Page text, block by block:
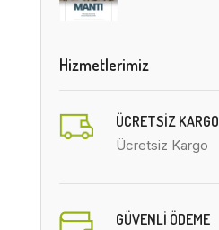
Hizmetlerimiz
ÜCRETSIZ KARGO
Ücretsiz Kargo
GÜVENLİ ÖDEME